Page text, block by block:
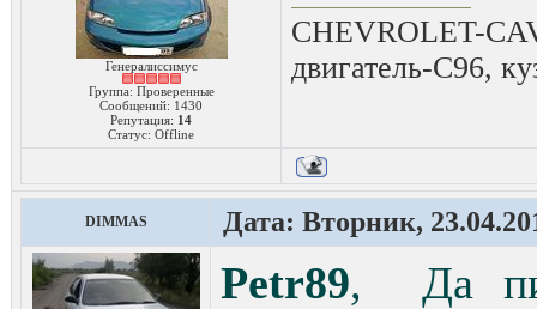
Генералиссимус
Группа: Проверенные
Сообщений: 1430
Репутация: 14
Статус: Offline
CHEVROLET-
двигатель-C96,
DIMMAS Дата: Вторник,
Petr89, Да